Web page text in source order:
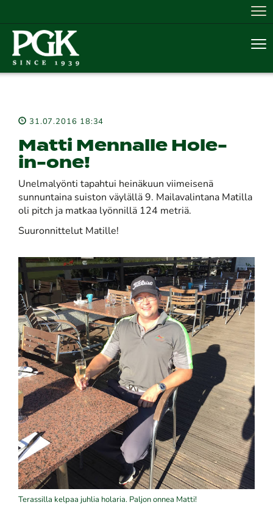
31.07.2016 18:34
Matti Mennalle Hole-
in-one!
Unelmalyönti tapahtui heinäkuun viimeisenä
sunnuntaina suiston väylällä 9. Mailavalintana Matilla
oli pitch ja matkaa lyönnillä 124 metriä.
Suuronnittelut Matille!
Terassilla kelpaa juhlia holaria. Paljon onnea Matti!